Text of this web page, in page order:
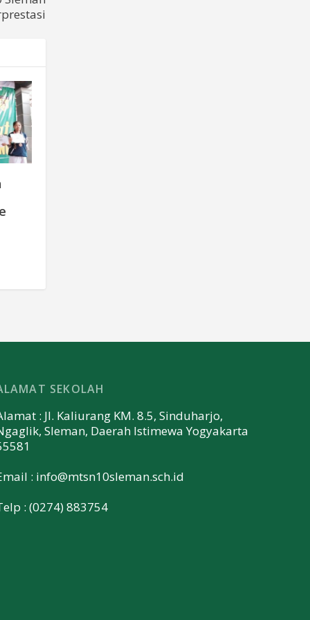
SEKOLAH
: Jl. Kaliurang KM. 8.5, Sinduharjo,
Sleman, Daerah Istimewa Yogyakarta
: info@mtsn10sleman.sch.id
: (0274) 883754